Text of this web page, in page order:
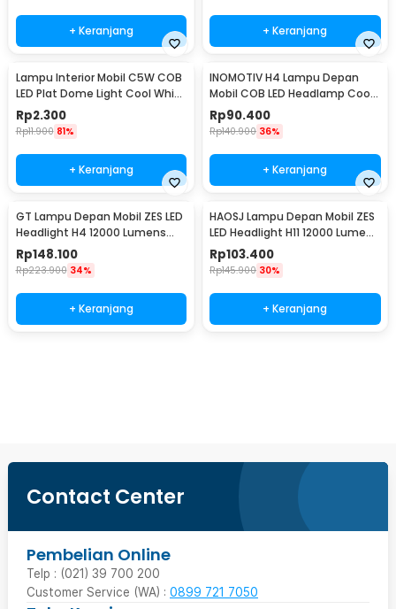
+ Keranjang + Keranjang
Lampu Interior Mobil C5W COB
LED Plat Dome Light Cool White
2W 1 PCS 31mm - BA9S
Rp2.300
Rp11.900 81%
+ Keranjang
INOMOTIV H4 Lampu Depan
Mobil COB LED Headlamp Cool
White 72W 2 PCS
Rp90.400
Rp140.900 36%
+ Keranjang
GT Lampu Depan Mobil ZES LED
Headlight H4 12000 Lumens
55W 9-32V 2 PCS Cool White
6000K - K5
Rp148.100
Rp223.900 34%
+ Keranjang
HAOSJ Lampu Depan Mobil ZES
LED Headlight H11 12000 Lumens
55W 2 PCS 6000K/Pure White -
K5
Rp103.400
Rp145.900 30%
+ Keranjang
Contact Center
Pembelian Online
Telp : (021) 39 700 200
Customer Service (WA) : 0899 721 7050